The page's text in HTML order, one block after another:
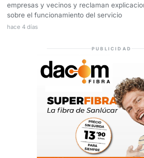
empresas y vecinos y reclaman
sobre el funcionamiento del servicio
hace 4 días
PUBLICIDAD